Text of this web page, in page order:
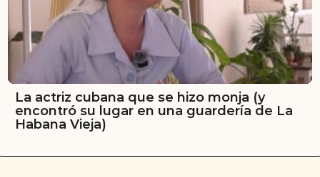
La actriz cubana que se hizo monja (y
encontró su lugar en una guardería de La
Habana Vieja)